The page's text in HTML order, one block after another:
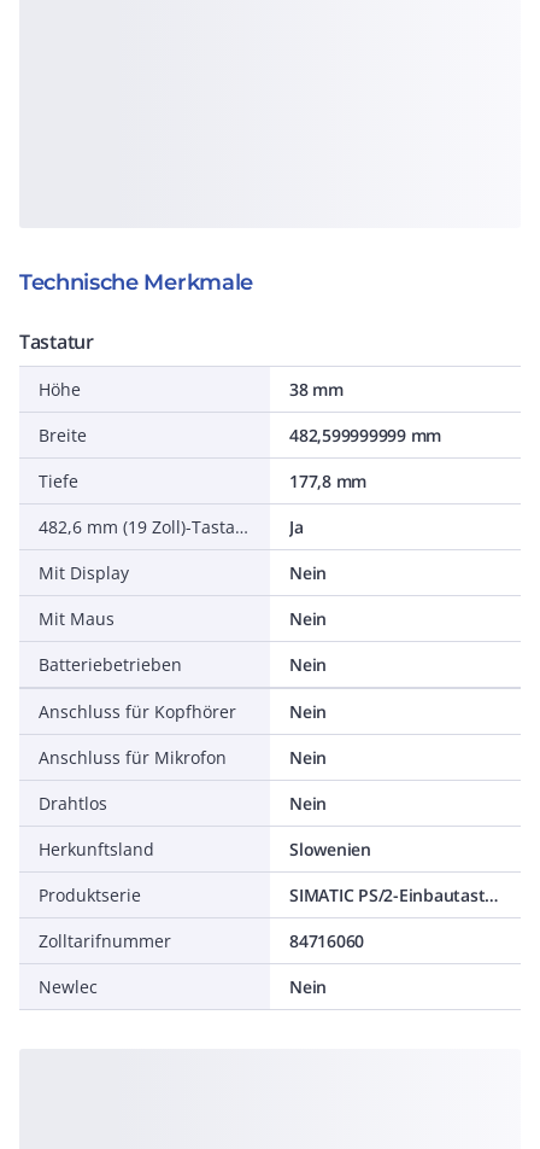
Technische Merkmale
Tastatur
Höhe
38 mm
Breite
482,599999999 mm
Tiefe
177,8 mm
482,6 mm (19 Zoll)-Tastatur
Ja
Mit Display
Nein
Mit Maus
Nein
Batteriebetrieben
Nein
Anschluss für Kopfhörer
Nein
Anschluss für Mikrofon
Nein
Drahtlos
Nein
Herkunftsland
Slowenien
Produktserie
SIMATIC PS/2-Einbautastatur INT
Zolltarifnummer
84716060
Newlec
Nein